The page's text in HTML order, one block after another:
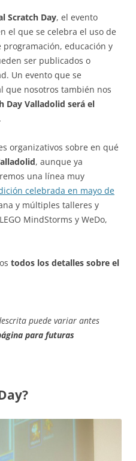
Scratch Day, el evento
el que se celebra el uso de
educación y
ser publicados o
Un evento que se
que nosotros también nos
Day Valladolid será el
.
organizativos sobre en qué
, aunque ya
una línea muy
celebrada en mayo de
y múltiples talleres y
MindStorms y WeDo,
todos los detalles sobre el
puede variar antes
para futuras